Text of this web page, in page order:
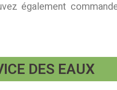
également
DES EAUX